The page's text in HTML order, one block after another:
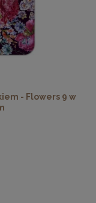
- Flowers 9 w